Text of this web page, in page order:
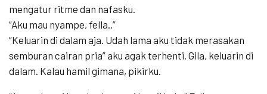
mengatur ritme dan nafasku.
“Aku mau nyampe, fella..”
“Keluarin di dalam aja. Udah lama aku tidak merasakan
semburan cairan pria” aku agak terhenti. Gila, keluarin di
dalam. Kalau hamil gimana, pikirku.